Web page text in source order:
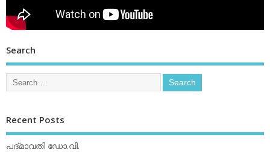
Search
Recent Posts
പദ്മാവതി ഡോ.വി.